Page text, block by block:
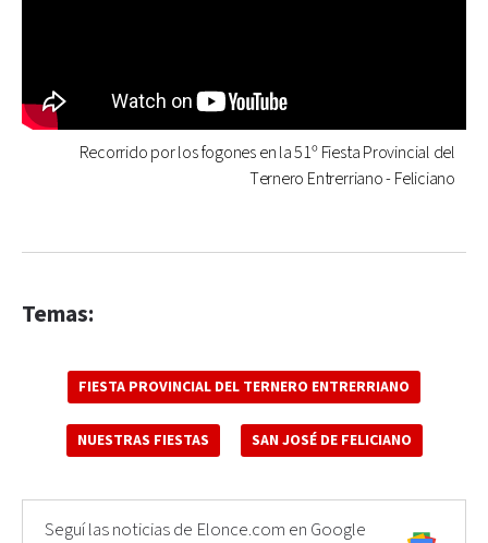
Recorrido por los fogones en la 51º Fiesta Provincial del
Ternero Entrerriano - Feliciano
Temas:
FIESTA PROVINCIAL DEL TERNERO ENTRERRIANO
NUESTRAS FIESTAS SAN JOSÉ DE FELICIANO
Seguí las noticias de Elonce.com en Google